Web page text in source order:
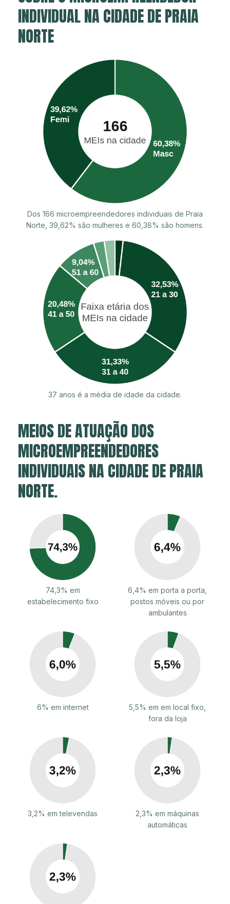
INDIVIDUAL NA CIDADE DE PRAIA
NORTE
Dos 166 microempreendedores individuais de Praia
Norte, 39,62% são mulheres e 60,38% são homens.
37 anos é a média de idade da cidade.
MEIOS DE ATUAÇÃO DOS
MICROEMPREENDEDORES
INDIVIDUAIS NA CIDADE DE PRAIA
NORTE.
74,3% em
estabelecimento fixo
6,4% em porta a porta,
postos móveis ou por
ambulantes
6% em internet
5,5% em em local fixo,
fora da loja
3,2% em televendas
2,3% em máquinas
automáticas